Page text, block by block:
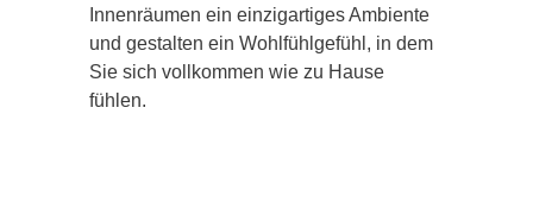
Innenräumen ein einzigartiges Ambiente
und gestalten ein Wohlfühlgefühl, in dem
Sie sich vollkommen wie zu Hause
fühlen.